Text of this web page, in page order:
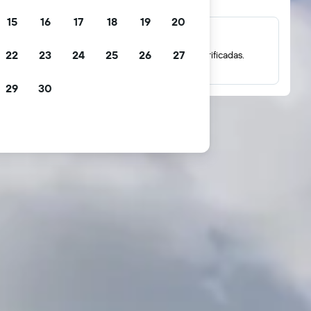
Vê classificações com base em avaliações verificadas.
15 16 17 18 19 20
22 23 24 25 26 27
29 30